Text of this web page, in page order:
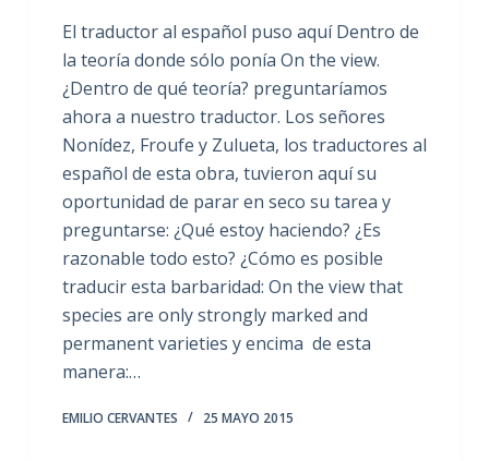
El traductor al español puso aquí Dentro de
la teoría donde sólo ponía On the view.
¿Dentro de qué teoría? preguntaríamos
ahora a nuestro traductor. Los señores
Nonídez, Froufe y Zulueta, los traductores al
español de esta obra, tuvieron aquí su
oportunidad de parar en seco su tarea y
preguntarse: ¿Qué estoy haciendo? ¿Es
razonable todo esto? ¿Cómo es posible
traducir esta barbaridad: On the view that
species are only strongly marked and
permanent varieties y encima de esta
manera:…
EMILIO CERVANTES 25 MAYO 2015